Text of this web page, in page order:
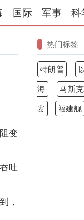
国际 军事 科
变
吐
，
热门标签
特朗普
海
马斯克
寨
福建舰